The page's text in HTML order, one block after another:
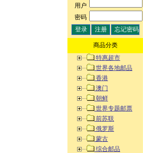
用户:
密码:
商品分类
特惠超市
世界各地邮品
香港
澳门
朝鲜
世界专题邮票
前苏联
俄罗斯
蒙古
综合邮品